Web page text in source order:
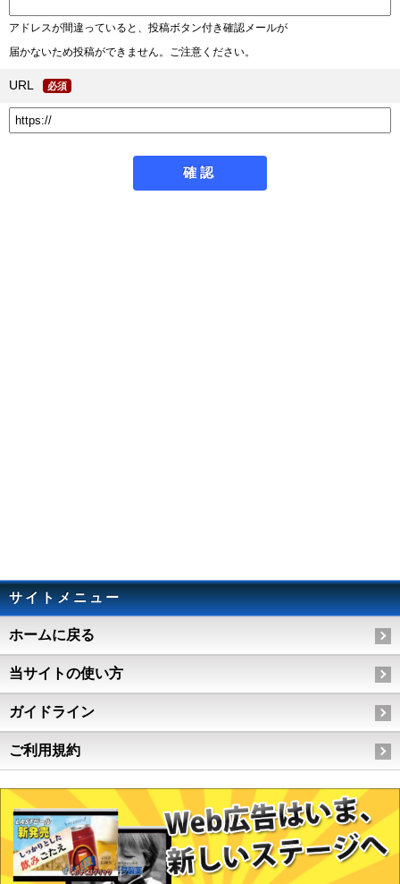
アドレスが間違っていると、投稿ボタン付き確認メールが
届かないため投稿ができません。ご注意ください。
URL 必須
サイトメニュー
ホームに戻る
当サイトの使い方
ガイドライン
ご利用規約